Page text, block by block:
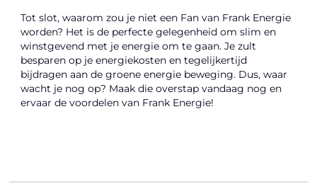
Tot slot, waarom zou je niet een Fan van Frank Energie
worden? Het is de perfecte gelegenheid om slim en
winstgevend met je energie om te gaan. Je zult
besparen op je energiekosten en tegelijkertijd
bijdragen aan de groene energie beweging. Dus, waar
wacht je nog op? Maak die overstap vandaag nog en
ervaar de voordelen van Frank Energie!